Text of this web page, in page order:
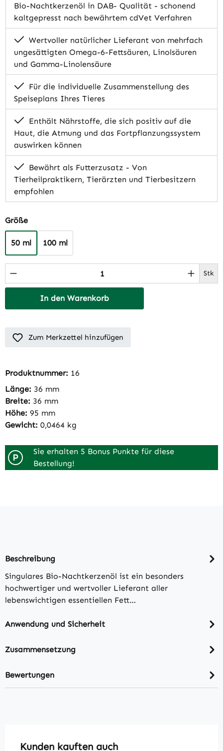
Bio-Nachtkerzenöl in DAB- Qualität - schonend
kaltgepresst nach bewährtem cdVet Verfahren
Wertvoller natürlicher Lieferant von mehrfach
ungesättigten Omega-6-Fettsäuren, Linolsäuren
und Gamma-Linolensäure
Für die individuelle Zusammenstellung des
Speiseplans Ihres Tieres
Enthält Nährstoffe, die sich positiv auf die
Haut, die Atmung und das Fortpflanzungssystem
auswirken können
Bewährt als Futterzusatz - Von
Tierheilpraktikern, Tierärzten und Tierbesitzern
empfohlen
Größeauswählen
50 ml 100 ml
Produkt Anzahl: Gib den gewünschten Stk
In den Warenkorb
Zum Merkzettel hinzufügen
Produktnummer: 16
Länge: 36 mm
Breite: 36 mm
Höhe: 95 mm
Gewicht: 0,0464 kg
P
Sie erhalten 5 Bonus Punkte für diese
Bestellung!
Beschreibung
Singulares Bio-Nachtkerzenöl ist ein besonders
hochwertiger und wertvoller Lieferant aller
lebenswichtigen essentiellen Fett…
Anwendung und Sicherheit
Zusammensetzung
Bewertungen
Produktgalerie überspringen
Kunden kauften auch